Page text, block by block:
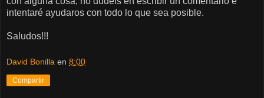
intentaré ayudaros con todo lo que sea posible.
Saludos!!!
David Bonilla en 8:00
Compartir